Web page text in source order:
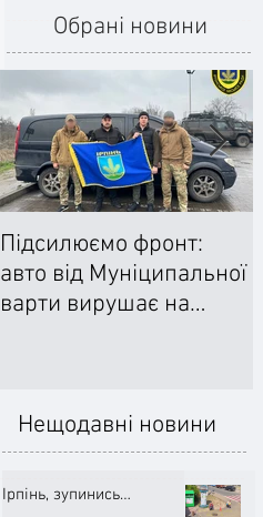
Обрані новини
Підсилюємо фронт:
авто від Муніципальної
варти вирушає на
Нещодавні новини
Ірпінь, зупинись…